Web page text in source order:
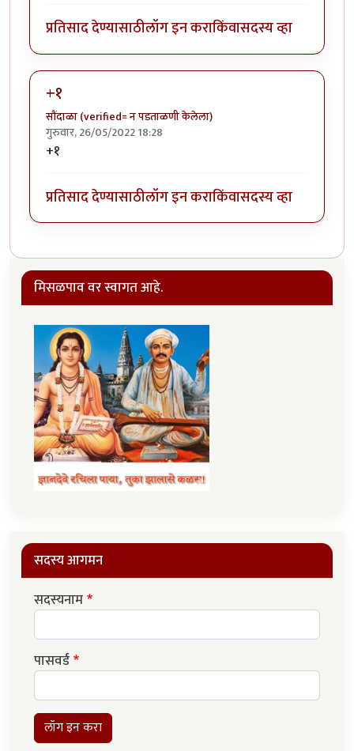
प्रतिसाद देण्यासाठीलॉग इन कराकिंवासदस्य व्हा
+१
सौंदाळा (verified= न पडताळणी केलेला)
गुरुवार, 26/05/2022 18:28
+१
प्रतिसाद देण्यासाठीलॉग इन कराकिंवासदस्य व्हा
मिसळपाव वर स्वागत आहे.
सदस्य आगमन
सदस्यनाम
पासवर्ड
लॉग इन करा